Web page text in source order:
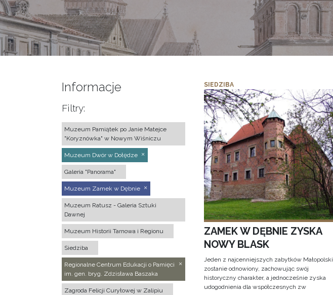
Informacje
Filtry:
Muzeum Pamiątek po Janie Matejce
"Koryznówka" w Nowym Wiśniczu
Muzeum Dwór w Dołędze
Galeria "Panorama"
Muzeum Zamek w Dębnie
Muzeum Ratusz - Galeria Sztuki
Dawnej
Muzeum Historii Tarnowa i Regionu
Siedziba
Regionalne Centrum Edukacji o Pamięci
im. gen. bryg. Zdzisława Baszaka
Zagroda Felicji Curyłowej w Zalipiu
SIEDZIBA
ZAMEK W DĘBNIE ZYSKA
NOWY BLASK
Jeden z najcenniejszych zabytków Małopolski
zostanie odnowiony, zachowując swój
historyczny charakter, a jednocześnie zyska
udogodnienia dla współczesnych zw